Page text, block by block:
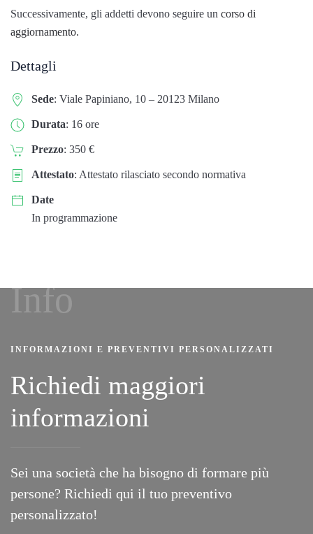
Successivamente, gli addetti devono seguire un corso di
aggiornamento.
Dettagli
Sede: Viale Papiniano, 10 – 20123 Milano
Durata: 16 ore
Prezzo: 350 €
Attestato: Attestato rilasciato secondo normativa
Date
In programmazione
Info
INFORMAZIONI E PREVENTIVI PERSONALIZZATI
Richiedi maggiori
informazioni
Sei una società che ha bisogno di formare più
persone? Richiedi qui il tuo preventivo
personalizzato!